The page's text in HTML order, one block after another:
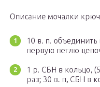
Описание мочалки
10 в. п. объединить
первую петлю
1 р. СБН в кольцо,
раз; 30 в. п, СБН в